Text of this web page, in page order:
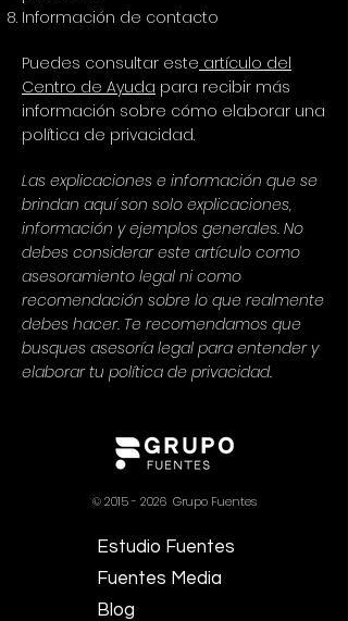
Información de contacto
Puedes consultar este artículo del
Centro de Ayuda para recibir más
información sobre cómo elaborar una
política de privacidad.
Las explicaciones e información que se
brindan aquí son solo explicaciones,
información y ejemplos generales. No
debes considerar este artículo como
asesoramiento legal ni como
recomendación sobre lo que realmente
debes hacer. Te recomendamos que
busques asesoría legal para entender y
elaborar tu política de privacidad.
©2015 - 2026Grupo Fuentes
Estudio Fuentes
Fuentes Media
Blog